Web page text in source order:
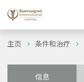
主页 条件和治疗
信息